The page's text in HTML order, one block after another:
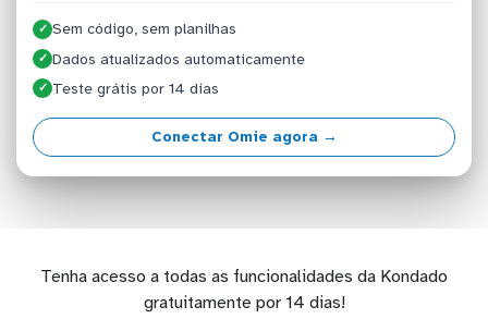
✓ Sem código, sem planilhas
✓ Dados atualizados automaticamente
✓ Teste grátis por 14 dias
Conectar Omie agora →
Tenha acesso a todas as funcionalidades da Kondado
gratuitamente por 14 dias!